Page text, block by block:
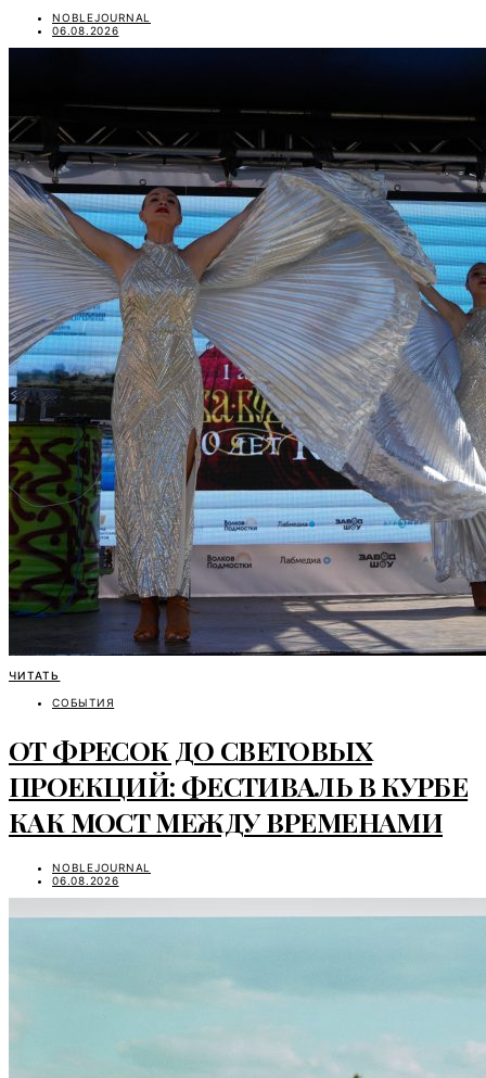
NOBLEJOURNAL
06.08.2026
ЧИТАТЬ
СОБЫТИЯ
ОТ ФРЕСОК ДО СВЕТОВЫХ
ПРОЕКЦИЙ: ФЕСТИВАЛЬ В КУРБЕ
КАК МОСТ МЕЖДУ ВРЕМЕНАМИ
NOBLEJOURNAL
06.08.2026